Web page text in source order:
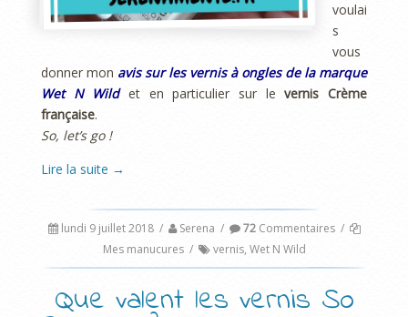
voulai
s
vous
donner mon avis sur les vernis à ongles de la marque
Wet N Wildet en particulier sur levernis Crème
française.
So, let’s go !
Lire la suite →
lundi 9 juillet 2018 / Serena / 72Commentaires /
Mes manucures / vernis, Wet N Wild
Que valent les vernis So